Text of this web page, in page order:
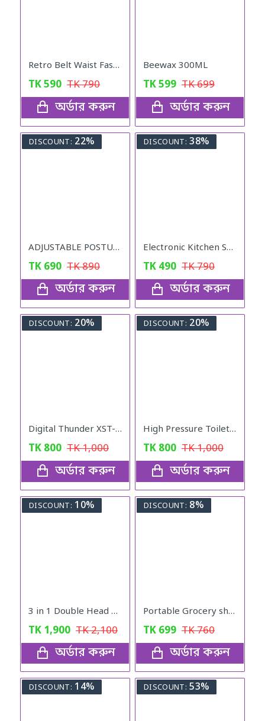
Retro Belt Waist Fashionable Bag (Black)
TK590 TK790
অর্ডার করুন
Beewax 300ML
TK599 TK699
অর্ডার করুন
DISCOUNT: 22%
ADJUSTABLE POSTURE Back Support Belt (UNISEX)
TK 690 TK890
অর্ডার করুন
DISCOUNT: 38%
Electronic Kitchen Scale
TK 490 TK790
অর্ডার করুন
DISCOUNT: 20%
Digital Thunder XST-836, Rechargeable Waterproof Torch FlashLight
TK 800 TK1,000
অর্ডার করুন
DISCOUNT: 20%
High Pressure Toilet Cleaning PUMP
TK 800 TK1,000
অর্ডার করুন
DISCOUNT: 10%
3 in 1 Double Head Led Light Water Spray Portable Ice Mist Cooling Fan
TK 1,900 TK2,100
অর্ডার করুন
DISCOUNT: 8%
Portable Grocery shopping & Fashion Ladies Handbag
TK 699 TK760
অর্ডার করুন
DISCOUNT: 14% DISCOUNT: 53%